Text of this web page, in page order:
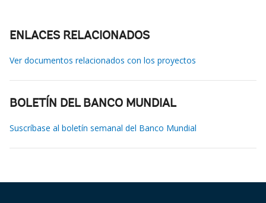
ENLACES RELACIONADOS
Ver documentos relacionados con los proyectos
BOLETÍN DEL BANCO MUNDIAL
Suscríbase al boletín semanal del Banco Mundial